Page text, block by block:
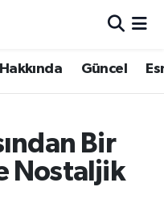
Güncel
Bir
Nostaljik
Fikstür